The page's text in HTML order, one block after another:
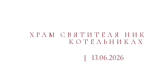
ХРАМ СВЯТИТЕЛЯ
КОТЕЛЬНИКАХ
13.06.2026